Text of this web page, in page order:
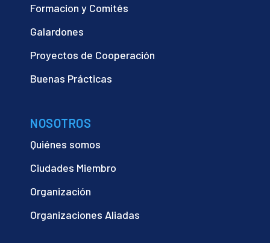
Formacion y Comités
Galardones
Proyectos de Cooperación
Buenas Prácticas
NOSOTROS
Quiénes somos
Ciudades Miembro
Organización
Organizaciones Aliadas